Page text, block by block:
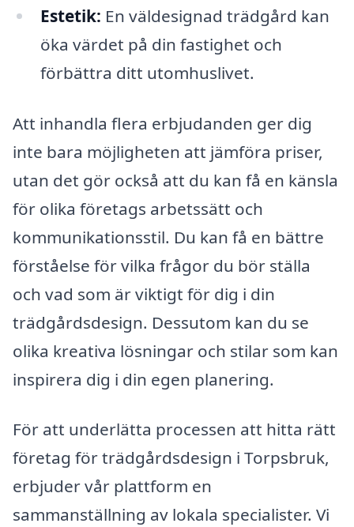
Estetik: En väldesignad trädgård kan
öka värdet på din fastighet och
förbättra ditt utomhuslivet.
Att inhandla flera erbjudanden ger dig
inte bara möjligheten att jämföra priser,
utan det gör också att du kan få en känsla
för olika företags arbetssätt och
kommunikationsstil. Du kan få en bättre
förståelse för vilka frågor du bör ställa
och vad som är viktigt för dig i din
trädgårdsdesign. Dessutom kan du se
olika kreativa lösningar och stilar som kan
inspirera dig i din egen planering.
För att underlätta processen att hitta rätt
företag för trädgårdsdesign i Torpsbruk,
erbjuder vår plattform en
sammanställning av lokala specialister. Vi